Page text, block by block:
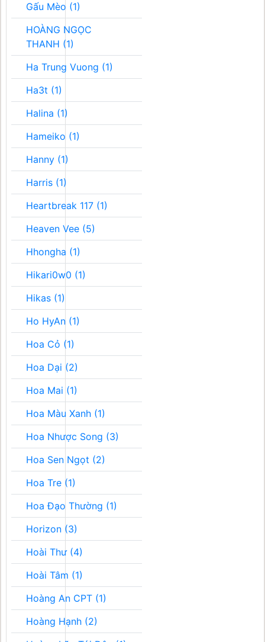
Gấu Mèo (1)
HOÀNG NGỌC
THANH (1)
Ha Trung Vuong (1)
Ha3t (1)
Halina (1)
Hameiko (1)
Hanny (1)
Harris (1)
Heartbreak 117 (1)
Heaven Vee (5)
Hhongha (1)
Hikari0w0 (1)
Hikas (1)
Ho HyAn (1)
Hoa Cỏ (1)
Hoa Dại (2)
Hoa Mai (1)
Hoa Màu Xanh (1)
Hoa Nhược Song (3)
Hoa Sen Ngọt (2)
Hoa Tre (1)
Hoa Đạo Thường (1)
Horizon (3)
Hoài Thư (4)
Hoài Tâm (1)
Hoàng An CPT (1)
Hoàng Hạnh (2)